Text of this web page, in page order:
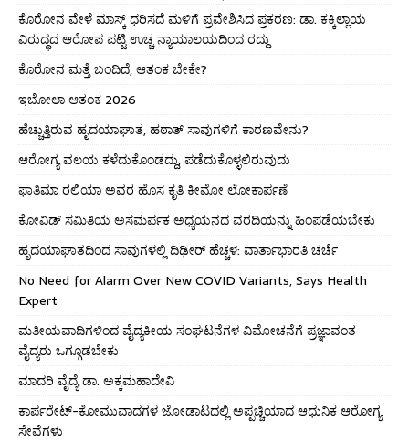
ಕೊರೋನ ವೇಳೆ ಮಾಸ್ಕ್ ಧರಿಸದೆ ಮಳಿಗೆ ಪ್ರವೇಶಿಸಿದ ಪ್ರಕರಣ: ಡಾ. ಕಕ್ಕಿಲ್ಲಾಯ
ವಿರುದ್ಧದ ಆರೋಪ ಪಟ್ಟಿ ಉಚ್ಚ ನ್ಯಾಯಾಲಯದಿಂದ ರದ್ದು
ಕೊರೋನ ಮತ್ತೆ ಬಂದಿದೆ, ಆತಂಕ ಬೇಕೇ?
ಇಬೋಲಾ ಆತಂಕ 2026
ಹೆಚ್ಚುತ್ತಿರುವ ಹೃದಯಾಘಾತ, ಹಠಾತ್ ಸಾವುಗಳಿಗೆ ಕಾರಣವೇನು?
ಆರೋಗ್ಯ ವಲಯ ಕಳೆದುಕೊಂಡದ್ದು, ಪಡೆದುಕೊಳ್ಳಲಿರುವುದು
ಫಾತಿಮಾ ರಲಿಯಾ ಅವರ ಹೊಸ ಕೃತಿ ಕೀಮೋ ಲೋಕಾರ್ಪಣೆ
ಕೋವಿಡ್ ಸಮಿತಿಯ ಅಸಮರ್ಪಕ ಅಧ್ಯಯನದ ವರದಿಯನ್ನು ಹಿಂಪಡೆಯಬೇಕು
ಹೃದಯಾಘಾತದಿಂದ ಸಾವುಗಳಲ್ಲಿ ದಿಢೀರ್ ಹೆಚ್ಚಳ: ವಾರ್ತಾಭಾರತಿ ಚರ್ಚೆ
No Need for Alarm Over New COVID Variants, Says Health
Expert
ಮತೀಯವಾದಿಗಳಿಂದ ವೈದ್ಯಕೀಯ ಸಂಘಟನೆಗಳ ವಿಮೋಚನೆಗೆ ಪ್ರಜ್ಞಾವಂತ
ವೈದ್ಯರು ಒಗ್ಗೂಡಬೇಕು
ಮಾದರಿ ವೈದ್ಯೆ ಡಾ. ಅಕ್ಕಮಹಾದೇವಿ
ಕಾರ್ಪರೇಟ್-ಕೋಮುವಾದಗಳ ಜೋಡಾಟದಲ್ಲಿ ಅಪ್ಪಚ್ಚಿಯಾದ ಆಧುನಿಕ ಆರೋಗ್ಯ
ಸೇವೆಗಳು